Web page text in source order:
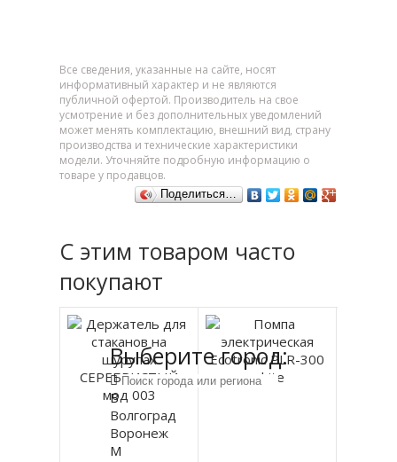
Все сведения, указанные на сайте, носят
информативный характер и не являются
публичной офертой. Производитель на свое
усмотрение и без дополнительных уведомлений
может менять комплектацию, внешний вид, страну
производства и технические характеристики
модели. Уточняйте подробную информацию о
товаре у продавцов.
Поделиться…
С этим товаром часто
покупают
Выберите город:
В
Волгоград
Воронеж
М